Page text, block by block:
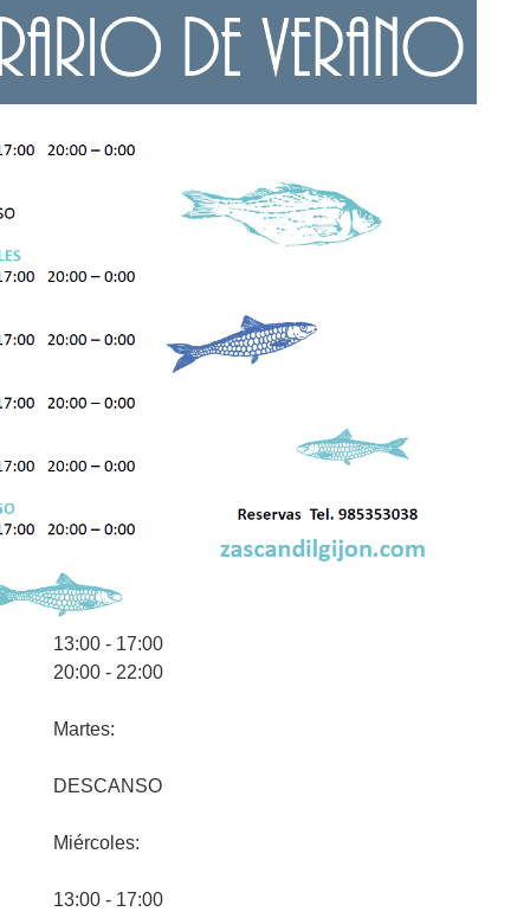
13:00 - 17:00
20:00 - 22:00
Martes:
DESCANSO
Miércoles:
13:00 - 17:00